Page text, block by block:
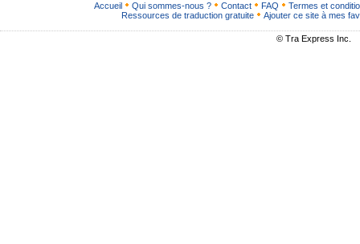
Accueil Qui sommes-nous ? Contact FAQ
Termes et
Ressources de traduction gratuite
Ajouter ce site à mes
© Tra Express Inc.